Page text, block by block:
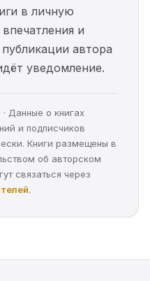
в личную
и
автора
уведомление.
Данные о книгах
и подписчиков
Книги размещены в
об авторском
связаться через
.